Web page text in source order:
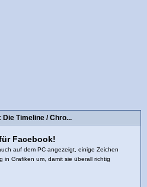
Timeline / Chro...
Facebook!
auf dem PC angezeigt, einige Zeichen
in Grafiken um, damit sie überall richtig